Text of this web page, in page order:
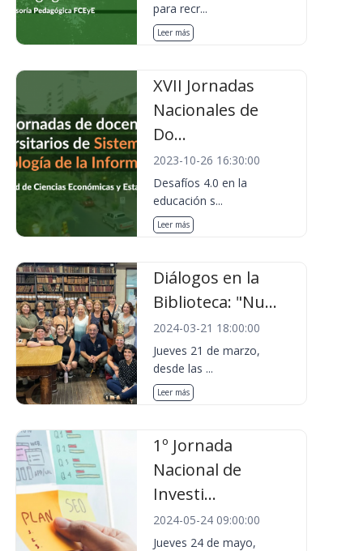
para recr...
Leer más
XVII Jornadas
Nacionales de
Do...
2023-10-26 16:30:00
Desafíos 4.0 en la
educación s...
Leer más
Diálogos en la
Biblioteca: "Nu...
2024-03-21 18:00:00
Jueves 21 de marzo,
desde las ...
Leer más
1º Jornada
Nacional de
Investi...
2024-05-24 09:00:00
Jueves 24 de mayo,